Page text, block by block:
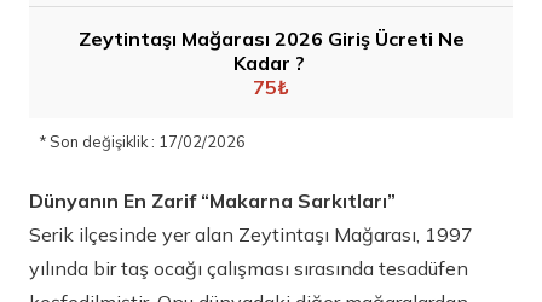
Zeytintaşı Mağarası 2026 Giriş Ücreti Ne
Kadar ?
75₺
* Son değişiklik : 17/02/2026
Dünyanın En Zarif “Makarna Sarkıtları”
Serik ilçesinde yer alan Zeytintaşı Mağarası, 1997
yılında bir taş ocağı çalışması sırasında tesadüfen